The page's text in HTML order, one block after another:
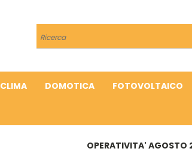
Cerca
CLIMA DOMOTICA FOTOVOLTAICO
OPERATIVITA' AGOSTO